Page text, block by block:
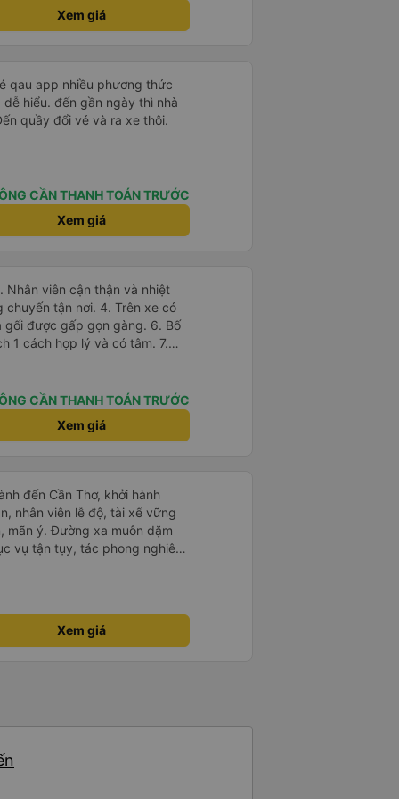
đi nữa .
Xem giá
qau app nhiều phương thức
hiểu. đến gần ngày thì nhà
quầy đổi vé và ra xe thôi.
CẦN THANH TOÁN TRƯỚC
Xem giá
nơi. 4. Trên xe có
gối được gấp gọn gàng. 6. Bố
cách hợp lý và có tâm. 7.
túi tiền của học sinh sinh viên
CẦN THANH TOÁN TRƯỚC
Xem giá
đến Cần Thơ, khởi hành
nhân viên lễ độ, tài xế vững
vụ tận tụy, tác phong nghiêm
tiền vội vã. Xã hội loạn đạo.
Xem giá